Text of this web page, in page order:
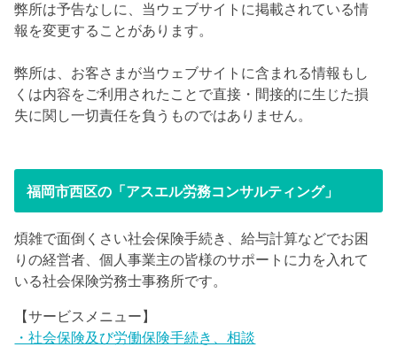
弊所は予告なしに、当ウェブサイトに掲載されている情
報を変更することがあります。
弊所は、お客さまが当ウェブサイトに含まれる情報もし
くは内容をご利用されたことで直接・間接的に生じた損
失に関し一切責任を負うものではありません。
福岡市西区の「アスエル労務コンサルティング」
煩雑で面倒くさい社会保険手続き、給与計算などでお困
りの経営者、個人事業主の皆様のサポートに力を入れて
いる社会保険労務士事務所です。
【サービスメニュー】
・社会保険及び労働保険手続き、相談